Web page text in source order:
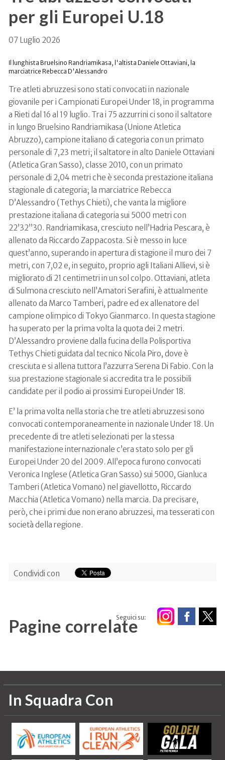
per gli Europei U.18
07 Luglio 2026
Il lunghista Bruelsino Randriamikasa, l'altista Daniele Ottaviani, la
marciatrice Rebecca D'Alessandro
Tre atleti abruzzesi sono stati convocati in nazionale
giovanile per i Campionati Europei Under 18, in programma
a Rieti dal 16 al 19 luglio. Tra i 75 azzurrini ci sono il saltatore
in lungo Bruelsino Randriamikasa (Unione Atletica
Abruzzo), campione italiano di categoria con un primato
personale di 7,23 metri; il saltatore in alto Daniele Ottaviani
(Atletica Gran Sasso), classe 2010, con un primato
personale di 2,04 metri che è seconda prestazione italiana
stagionale di categoria; la marciatrice Rebecca
D’Alessandro (Tethys Chieti), che vanta la migliore
prestazione italiana di categoria sui 5000 metri con
22’32”30. Randriamikasa, cresciuto nell’Hadria Pescara, è
allenato da Riccardo Zappacosta. Si è messo in luce
quest’anno, superando in apertura di stagione il muro dei 7
metri, con 7,02 e, in seguito, proprio agli Italiani Allievi, si è
migliorato di 21 centimetri in un sol colpo. Ottaviani, atleta
di Sulmona cresciuto nell’Amatori Serafini, è attualmente
allenato da Marco Tamberi, padre ed ex allenatore del
campione olimpico di Tokyo Gianmarco. In questa stagione
ha superato per la prima volta la quota dei 2 metri.
D’Alessandro proviene dalla fucina della Polisportiva
Tethys Chieti guidata dal tecnico Nicola Piro, dove è
cresciuta e si allena tuttora l’azzurra Serena Di Fabio. Con la
sua prestazione stagionale si accredita tra le possibili
candidate per il podio ai prossimi Europei Under 18.
E’ la prima volta nella storia che tre atleti abruzzesi sono
convocati contemporaneamente in nazionale Under 18. Un
precedente di tre atleti selezionati per la stessa
manifestazione internazionale c’era stato solo per gli
Europei Under 20 del 2009. All’epoca furono convocati
Veronica Inglese (Atletica Gran Sasso) sui 5000, Gianluca
Tamberi (Atletica Vomano) nel giavellotto, Riccardo
Macchia (Atletica Vomano) nella marcia. Da precisare,
però, che i primi due non erano abruzzesi, ma tesserati con
società della regione.
Condividi con
Seguici su:
Pagine correlate
In Squadra Con